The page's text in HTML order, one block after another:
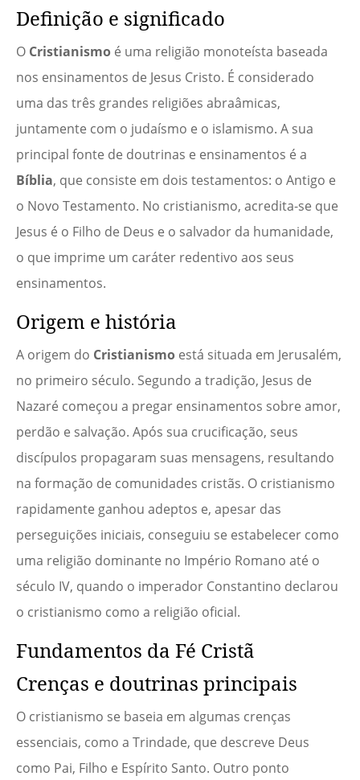
Definição e significado
O Cristianismo é uma religião monoteísta baseada
nos ensinamentos de Jesus Cristo. É considerado
uma das três grandes religiões abraâmicas,
juntamente com o judaísmo e o islamismo. A sua
principal fonte de doutrinas e ensinamentos é a
Bíblia, que consiste em dois testamentos: o Antigo e
o Novo Testamento. No cristianismo, acredita-se que
Jesus é o Filho de Deus e o salvador da humanidade,
o que imprime um caráter redentivo aos seus
ensinamentos.
Origem e história
A origem do Cristianismo está situada em Jerusalém,
no primeiro século. Segundo a tradição, Jesus de
Nazaré começou a pregar ensinamentos sobre amor,
perdão e salvação. Após sua crucificação, seus
discípulos propagaram suas mensagens, resultando
na formação de comunidades cristãs. O cristianismo
rapidamente ganhou adeptos e, apesar das
perseguições iniciais, conseguiu se estabelecer como
uma religião dominante no Império Romano até o
século IV, quando o imperador Constantino declarou
o cristianismo como a religião oficial.
Fundamentos da Fé Cristã
Crenças e doutrinas principais
O cristianismo se baseia em algumas crenças
essenciais, como a Trindade, que descreve Deus
como Pai, Filho e Espírito Santo. Outro ponto